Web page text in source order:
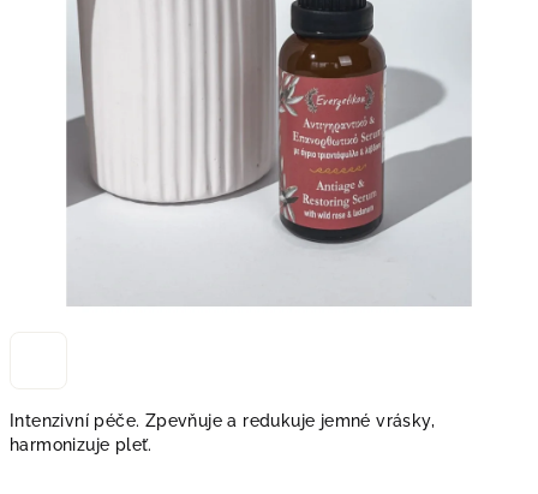
Intenzivní péče. Zpevňuje a redukuje jemné vrásky,
harmonizuje pleť.